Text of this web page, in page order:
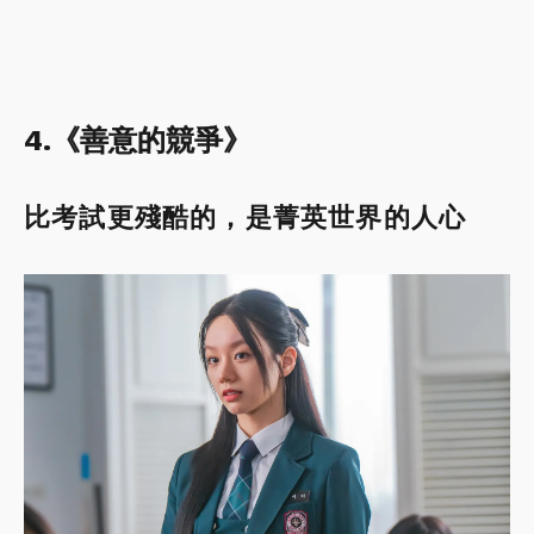
4.《善意的競爭》
比考試更殘酷的，是菁英世界的人心